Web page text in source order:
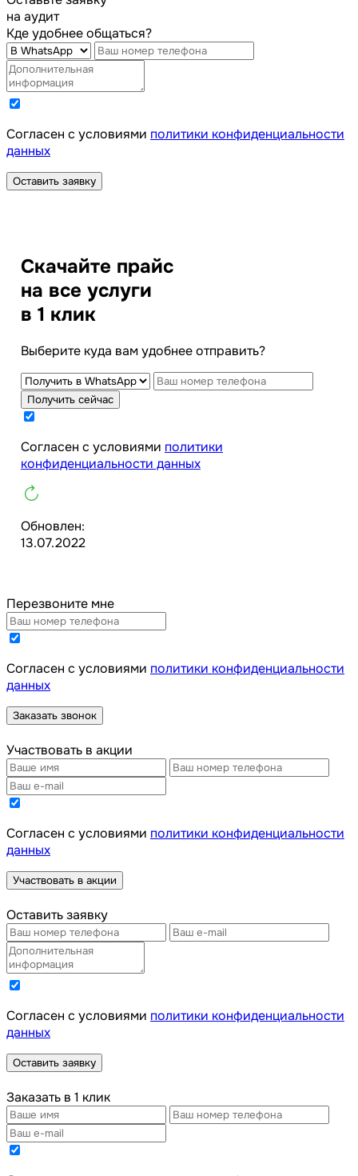
на аудит
Кде удобнее общаться?
Cогласен с условиями политики конфиденциальности
данных
Оставить заявку
Скачайте прайс
на все услуги
в 1 клик
Выберите куда вам удобнее отправить?
Получить сейчас
Cогласен с условиями политики
конфиденциальности данных
Обновлен:
13.07.2022
Перезвоните мне
Cогласен с условиями политики конфиденциальности
данных
Заказать звонок
Участвовать в акции
Cогласен с условиями политики конфиденциальности
данных
Участвовать в акции
Оставить заявку
Cогласен с условиями политики конфиденциальности
данных
Оставить заявку
Заказать в 1 клик